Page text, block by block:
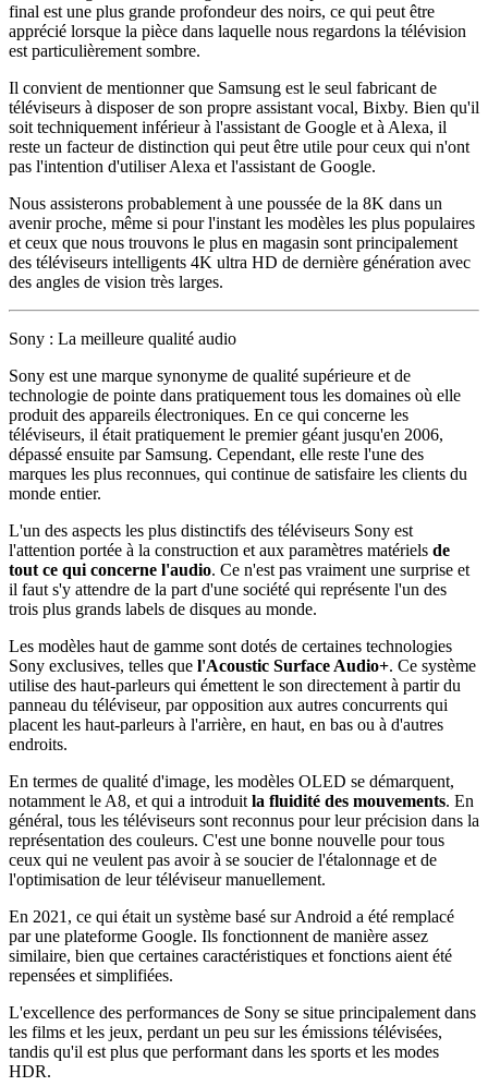
final est une plus grande profondeur des noirs, ce qui peut être
apprécié lorsque la pièce dans laquelle nous regardons la télévision
est particulièrement sombre.
Il convient de mentionner que Samsung est le seul fabricant de
téléviseurs à disposer de son propre assistant vocal, Bixby. Bien qu'il
soit techniquement inférieur à l'assistant de Google et à Alexa, il
reste un facteur de distinction qui peut être utile pour ceux qui n'ont
pas l'intention d'utiliser Alexa et l'assistant de Google.
Nous assisterons probablement à une poussée de la 8K dans un
avenir proche, même si pour l'instant les modèles les plus populaires
et ceux que nous trouvons le plus en magasin sont principalement
des téléviseurs intelligents 4K ultra HD de dernière génération avec
des angles de vision très larges.
Sony : La meilleure qualité audio
Sony est une marque synonyme de qualité supérieure et de
technologie de pointe dans pratiquement tous les domaines où elle
produit des appareils électroniques. En ce qui concerne les
téléviseurs, il était pratiquement le premier géant jusqu'en 2006,
dépassé ensuite par Samsung. Cependant, elle reste l'une des
marques les plus reconnues, qui continue de satisfaire les clients du
monde entier.
L'un des aspects les plus distinctifs des téléviseurs Sony est
l'attention portée à la construction et aux paramètres matériels de
tout ce qui concerne l'audio. Ce n'est pas vraiment une surprise et
il faut s'y attendre de la part d'une société qui représente l'un des
trois plus grands labels de disques au monde.
Les modèles haut de gamme sont dotés de certaines technologies
Sony exclusives, telles que l'Acoustic Surface Audio+. Ce système
utilise des haut-parleurs qui émettent le son directement à partir du
panneau du téléviseur, par opposition aux autres concurrents qui
placent les haut-parleurs à l'arrière, en haut, en bas ou à d'autres
endroits.
En termes de qualité d'image, les modèles OLED se démarquent,
notamment le A8, et qui a introduit la fluidité des mouvements. En
général, tous les téléviseurs sont reconnus pour leur précision dans la
représentation des couleurs. C'est une bonne nouvelle pour tous
ceux qui ne veulent pas avoir à se soucier de l'étalonnage et de
l'optimisation de leur téléviseur manuellement.
En 2021, ce qui était un système basé sur Android a été remplacé
par une plateforme Google. Ils fonctionnent de manière assez
similaire, bien que certaines caractéristiques et fonctions aient été
repensées et simplifiées.
L'excellence des performances de Sony se situe principalement dans
les films et les jeux, perdant un peu sur les émissions télévisées,
tandis qu'il est plus que performant dans les sports et les modes
HDR.